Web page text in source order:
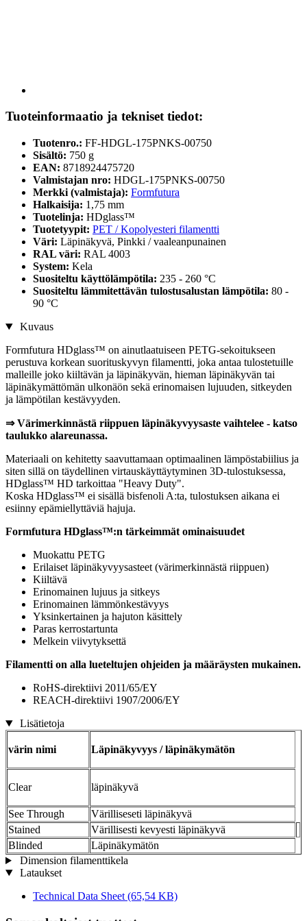
Tuoteinformaatio ja tekniset tiedot:
Tuotenro.: FF-HDGL-175PNKS-00750
Sisältö: 750 g
EAN: 8718924475720
Valmistajan nro: HDGL-175PNKS-00750
Merkki (valmistaja): Formfutura
Halkaisija: 1,75 mm
Tuotelinja: HDglass™
Tuotetyypit: PET / Kopolyesteri filamentti
Väri: Läpinäkyvä, Pinkki / vaaleanpunainen
RAL väri: RAL 4003
System: Kela
Suositeltu käyttölämpötila: 235 - 260 °C
Suositeltu lämmitettävän tulostusalustan lämpötila: 80 -
90 °C
Kuvaus
Formfutura HDglass™ on ainutlaatuiseen PETG-sekoitukseen
perustuva korkean suorituskyvyn filamentti, joka antaa tulostetuille
malleille joko kiiltävän ja läpinäkyvän, hieman läpinäkyvän tai
läpinäkymättömän ulkonäön sekä erinomaisen lujuuden, sitkeyden
ja lämpötilan kestävyyden.
⇒ Värimerkinnästä riippuen läpinäkyvyysaste vaihtelee - katso
taulukko alareunassa.
Materiaali on kehitetty saavuttamaan optimaalinen lämpöstabiilius ja
siten sillä on täydellinen virtauskäyttäytyminen 3D-tulostuksessa,
HDglass™ HD tarkoittaa "Heavy Duty".
Koska HDglass™ ei sisällä bisfenoli A:ta, tulostuksen aikana ei
esiinny epämiellyttäviä hajuja.
Formfutura HDglass™:n tärkeimmät ominaisuudet
Muokattu PETG
Erilaiset läpinäkyvyysasteet (värimerkinnästä riippuen)
Kiiltävä
Erinomainen lujuus ja sitkeys
Erinomainen lämmönkestävyys
Yksinkertainen ja hajuton käsittely
Paras kerrostartunta
Melkein viivytyksettä
Filamentti on alla lueteltujen ohjeiden ja määräysten mukainen.
RoHS-direktiivi 2011/65/EY
REACH-direktiivi 1907/2006/EY
Lisätietoja
värin nimi Läpinäkyvyys / läpinäkymätön
Clear läpinäkyvä
See Through
Värilliseseti läpinäkyvä
Stained
Värillisesti kevyesti läpinäkyvä
Blinded
Läpinäkymätön
Dimension filamenttikela
Lataukset
Technical Data Sheet (65,54 KB)